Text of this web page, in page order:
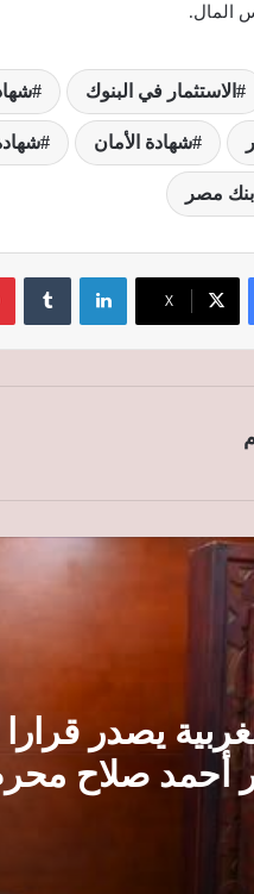
المال.
الاستثمار في البنوك
شهادة الأمان
مصر
‫X
لينكدإن
يصدر قرارا
أحمد صلاح
للمحافظة